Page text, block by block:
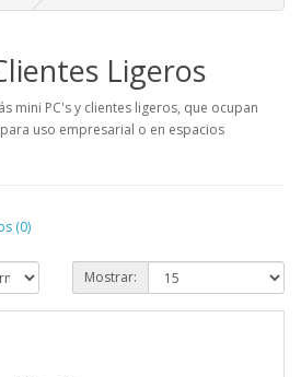
Ligeros
mini PC's y clientes ligeros, que ocupan
uso empresarial o en espacios
(0)
Mostrar: